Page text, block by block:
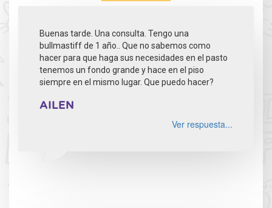
Buenas tarde. Una consulta. Tengo una
bullmastiff de 1 año.. Que no sabemos como
hacer para que haga sus necesidades en el pasto
tenemos un fondo grande y hace en el piso
siempre en el mismo lugar. Que puedo hacer?
AILEN
Ver respuesta...